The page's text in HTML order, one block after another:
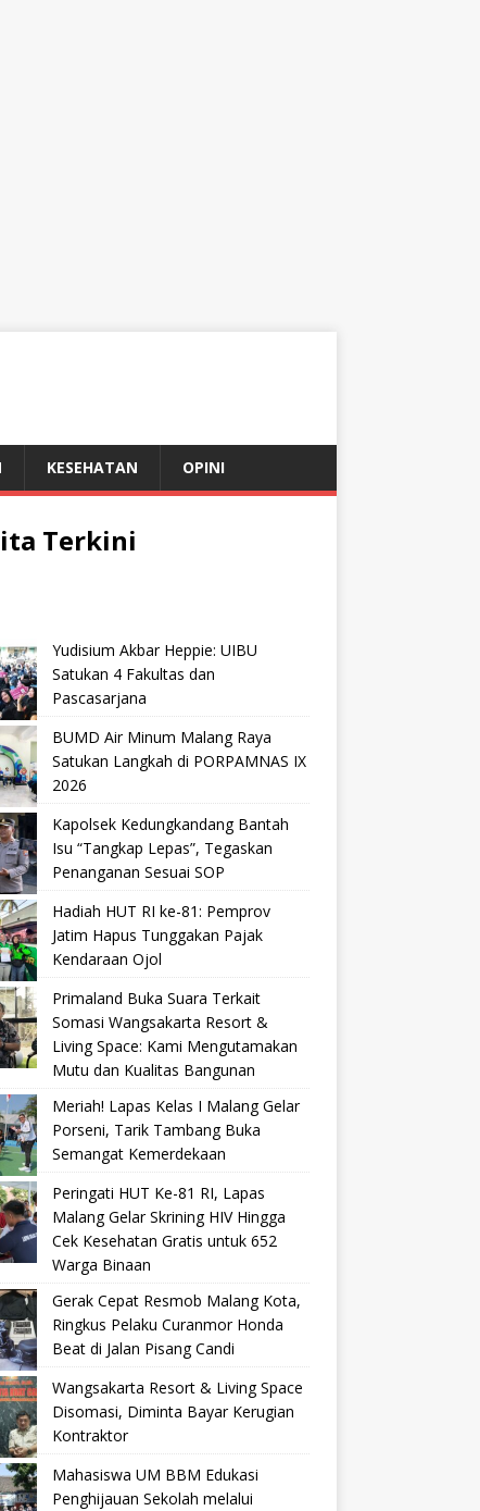
KESEHATAN OPINI
Terkini
Yudisium Akbar Heppie: UIBU
Satukan 4 Fakultas dan
Pascasarjana
BUMD Air Minum Malang Raya
Satukan Langkah di PORPAMNAS IX
2026
Kapolsek Kedungkandang Bantah
Isu “Tangkap Lepas”, Tegaskan
Penanganan Sesuai SOP
Hadiah HUT RI ke-81: Pemprov
Jatim Hapus Tunggakan Pajak
Kendaraan Ojol
Primaland Buka Suara Terkait
Somasi Wangsakarta Resort &
Living Space: Kami Mengutamakan
Mutu dan Kualitas Bangunan
Meriah! Lapas Kelas I Malang Gelar
Porseni, Tarik Tambang Buka
Semangat Kemerdekaan
Peringati HUT Ke-81 RI, Lapas
Malang Gelar Skrining HIV Hingga
Cek Kesehatan Gratis untuk 652
Warga Binaan
Gerak Cepat Resmob Malang Kota,
Ringkus Pelaku Curanmor Honda
Beat di Jalan Pisang Candi
Wangsakarta Resort & Living Space
Disomasi, Diminta Bayar Kerugian
Kontraktor
Mahasiswa UM BBM Edukasi
Penghijauan Sekolah melalui